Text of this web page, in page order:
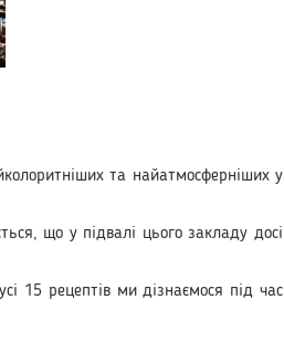
та найатмосферніших у
що у підвалі цього закладу досі
15 рецептів ми дізнаємося під час